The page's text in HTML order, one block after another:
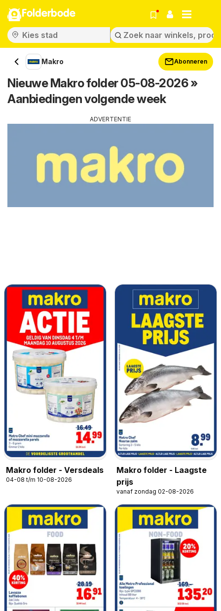
Folderbode
Makro Abonneren
Nieuwe Makro folder 05-08-2026 »
Aanbiedingen volgende week
ADVERTENTIE
Makro folder - Versdeals
04-08 t/m 10-08-2026
Makro folder - Laagste
prijs
vanaf zondag 02-08-2026